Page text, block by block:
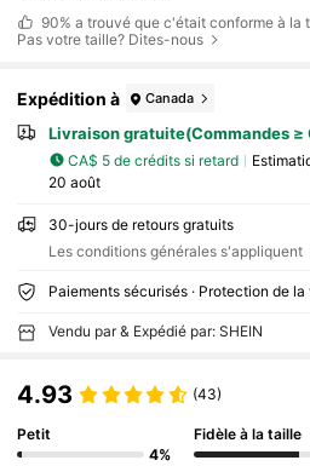
90% a trouvé que c'était conforme à la
Pas votre taille? Dites-nous
Expédition à Canada
Livraison gratuite(Commandes ≥
CA$ 5 de crédits si retard
20 août
30-jours de retours gratuits
Les conditions générales s'appliquent
Paiements sécurisés · Protection de
Vendu par & Expédié par: SHEIN
4.93 (43)
Petit
4%
Fidèle à la taille